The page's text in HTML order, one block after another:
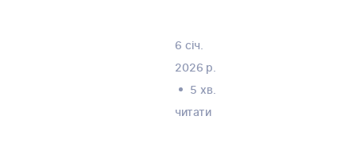
6 січ.
2026 р.
5 хв.
читати